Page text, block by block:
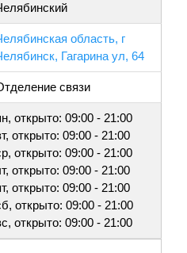
область, г
Гагарина ул, 64
связи
открыто: 09:00 - 21:00
открыто: 09:00 - 21:00
открыто: 09:00 - 21:00
открыто: 09:00 - 21:00
открыто: 09:00 - 21:00
открыто: 09:00 - 21:00
открыто: 09:00 - 21:00